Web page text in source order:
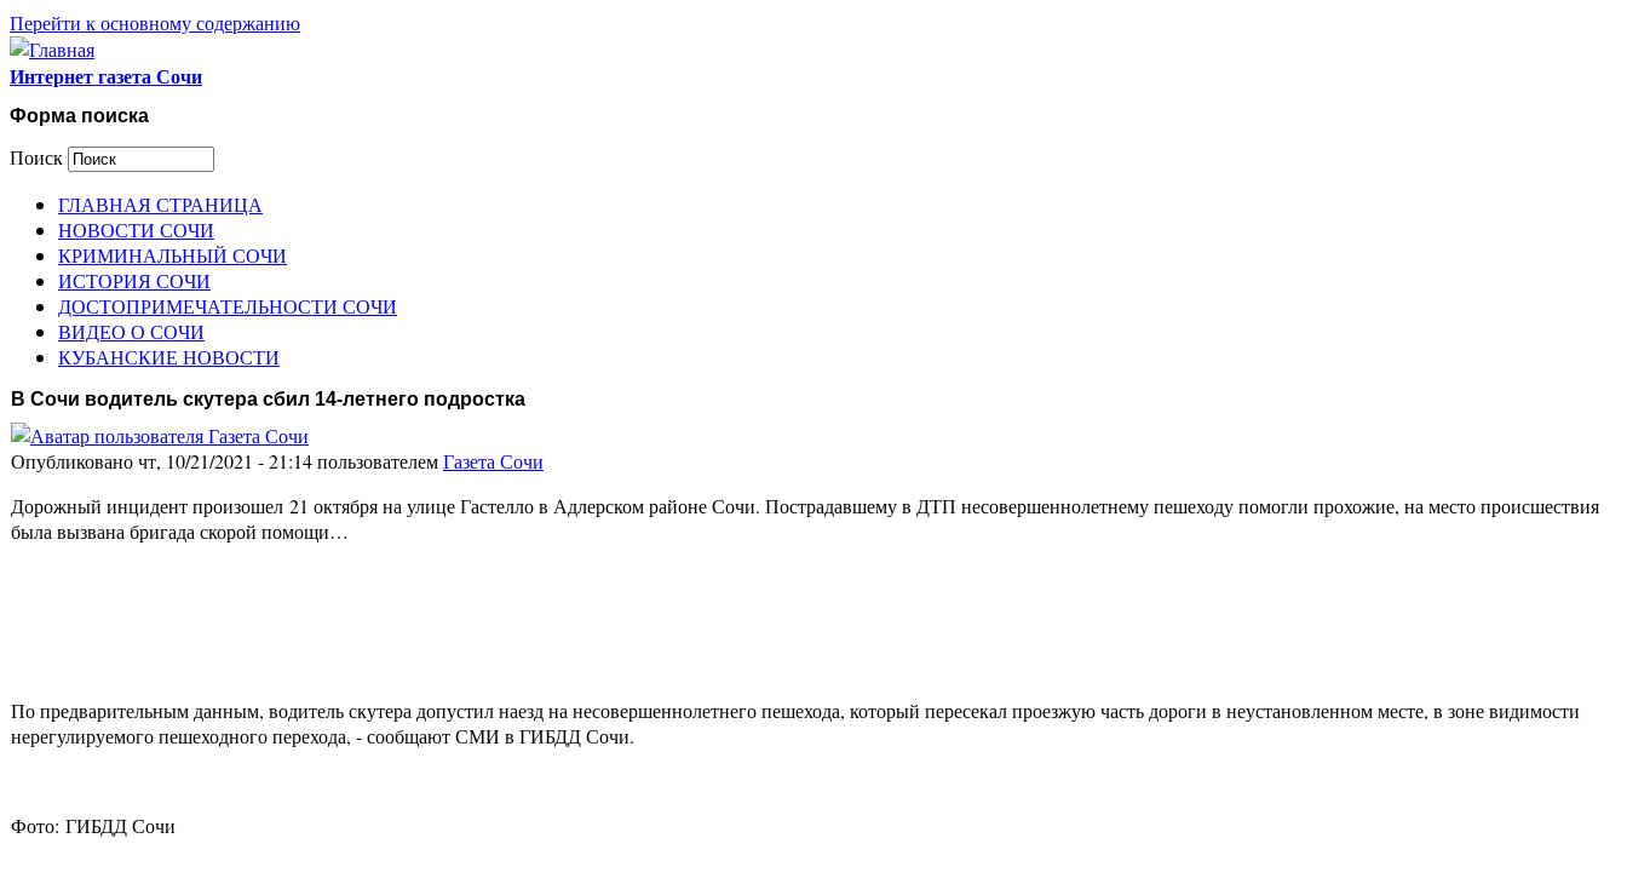
Перейти к основному содержанию
Интернет газета Сочи
Форма поиска
Поиск
ГЛАВНАЯ СТРАНИЦА
НОВОСТИ СОЧИ
КРИМИНАЛЬНЫЙ СОЧИ
ИСТОРИЯ СОЧИ
ДОСТОПРИМЕЧАТЕЛЬНОСТИ СОЧИ
ВИДЕО О СОЧИ
КУБАНСКИЕ НОВОСТИ
В Сочи водитель скутера сбил 14-летнего подростка
Опубликовано чт, 10/21/2021 - 21:14 пользователемГазета Сочи
Дорожный инцидент произошел 21 октября на улице Гастелло в Адлерском районе Сочи. Пострадавшему в ДТП несовершеннолетнему пешеходу помогли прохожие, на место происшествия
была вызвана бригада скорой помощи…
По предварительным данным, водитель скутера допустил наезд на несовершеннолетнего пешехода, который пересекал проезжую часть дороги в неустановленном месте, в зоне видимости
нерегулируемого пешеходного перехода, - сообщают СМИ в ГИБДД Сочи.
Фото: ГИБДД Сочи